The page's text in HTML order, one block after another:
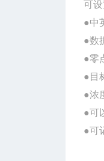
可
●中
●数
●零
● 目
●浓
●可
●可